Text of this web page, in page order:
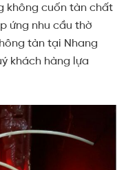
không cuốn tàn chất
ứng nhu cầu thờ
tàn tại Nhang
khách hàng lựa